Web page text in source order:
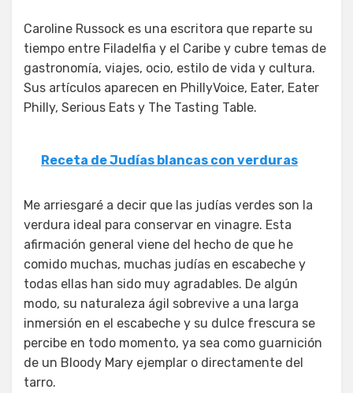
Caroline Russock es una escritora que reparte su
tiempo entre Filadelfia y el Caribe y cubre temas de
gastronomía, viajes, ocio, estilo de vida y cultura.
Sus artículos aparecen en PhillyVoice, Eater, Eater
Philly, Serious Eats y The Tasting Table.
Receta de Judías blancas con verduras
Me arriesgaré a decir que las judías verdes son la
verdura ideal para conservar en vinagre. Esta
afirmación general viene del hecho de que he
comido muchas, muchas judías en escabeche y
todas ellas han sido muy agradables. De algún
modo, su naturaleza ágil sobrevive a una larga
inmersión en el escabeche y su dulce frescura se
percibe en todo momento, ya sea como guarnición
de un Bloody Mary ejemplar o directamente del
tarro.